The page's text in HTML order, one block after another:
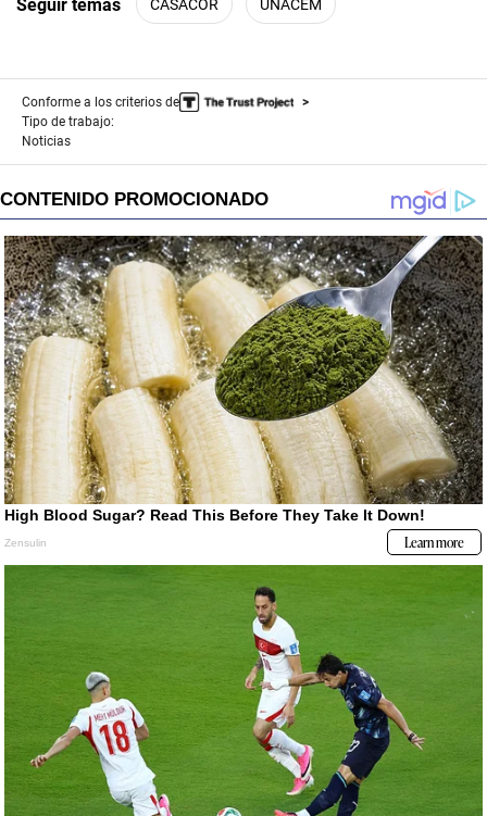
Seguir temas CASACOR UNACEM
Conforme a los criterios de
Tipo de trabajo:
Noticias